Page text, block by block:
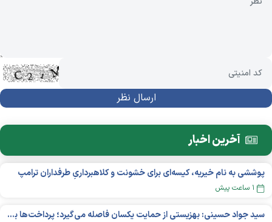
آخرین اخبار
پوششی به نام خیریه، کیسه‌ای برای خشونت و کلاهبرداریِ طرفداران ترامپ
۱ ساعت پیش
سید جواد حسینی: بهزیستی از حمایت یکسان فاصله می‌گیرد؛ پرداخت‌ها بر اساس نوع معلولیت و میزان نیاز تغییر می‌کند